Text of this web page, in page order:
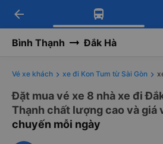
Tải app Vexere ngay!
Nhận ưu đãi thành viên
Tải app Vexere
-30k/ghế khi đặt vé máy
arrow_back
Bình Thạnh Đắk Hà
Vé xe khách xe đi Kon Tum từ Sài Gòn
Đặt mua vé xe 8 nhà xe đi
Thạnh chất lượng cao và giá
chuyến mỗi ngày